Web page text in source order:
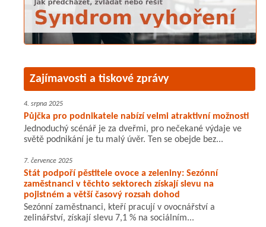
Zajímavosti a tiskové zprávy
4. srpna 2025
Půjčka pro podnikatele nabízí velmi atraktivní možnosti
Jednoduchý scénář je za dveřmi, pro nečekané výdaje ve
světě podnikání je tu malý úvěr. Ten se obejde bez...
7. července 2025
Stát podpoří pěstitele ovoce a zeleniny: Sezónní
zaměstnanci v těchto sektorech získají slevu na
pojistném a větší časový rozsah dohod
Sezónní zaměstnanci, kteří pracují v ovocnářství a
zelinářství, získají slevu 7,1 % na sociálním...